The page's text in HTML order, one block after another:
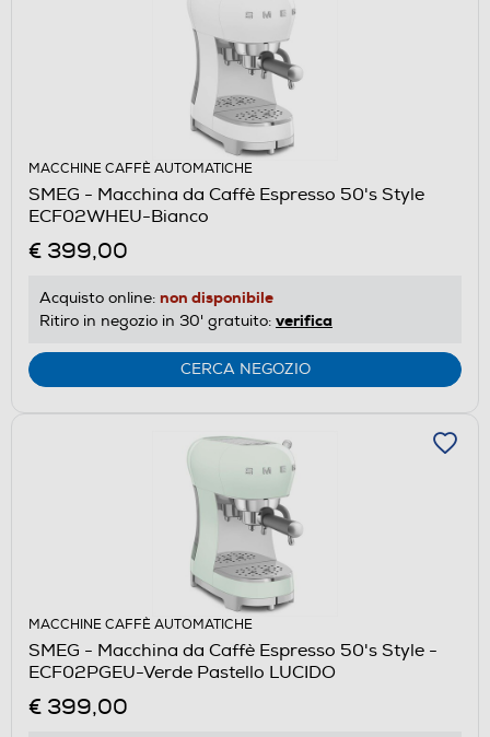
MACCHINE CAFFÈ AUTOMATICHE
SMEG - Macchina da Caffè Espresso 50's Style
ECF02WHEU-Bianco
€ 399,00
Acquisto online: non disponibile
Ritiro in negozio in 30' gratuito: verifica
CERCA NEGOZIO
MACCHINE CAFFÈ AUTOMATICHE
SMEG - Macchina da Caffè Espresso 50's Style -
ECF02PGEU-Verde Pastello LUCIDO
€ 399,00